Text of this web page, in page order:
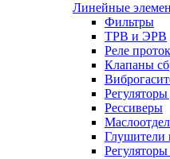
Линейные
Фильтры
ТРВ и ЭРВ
Реле
Клапаны
Рессиверы
Глушители